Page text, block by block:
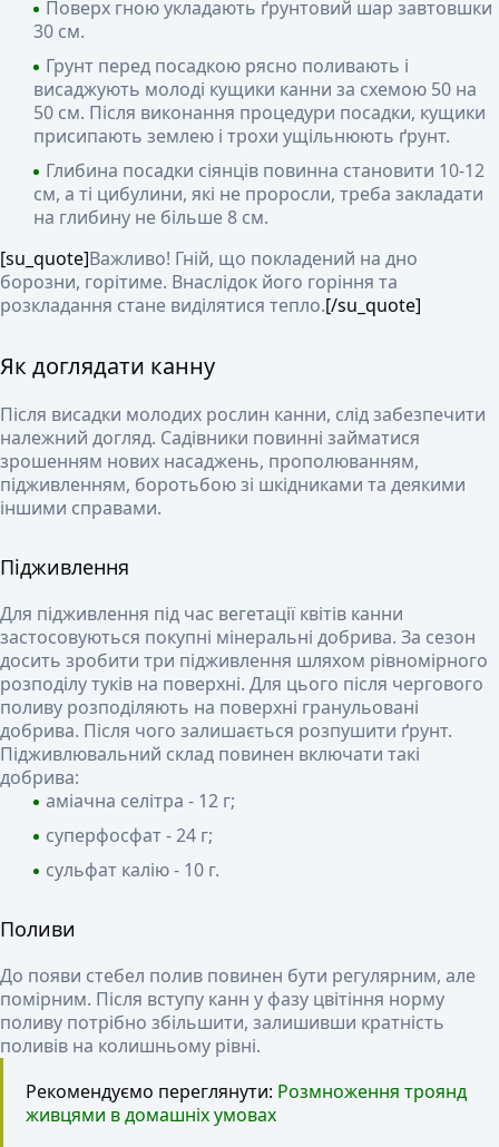
Поверх гною укладають ґрунтовий шар завтовшки
30 см.
Грунт перед посадкою рясно поливають і
висаджують молоді кущики канни за схемою 50 на
50 см. Після виконання процедури посадки, кущики
присипають землею і трохи ущільнюють ґрунт.
Глибина посадки сіянців повинна становити 10-12
см, а ті цибулини, які не проросли, треба закладати
на глибину не більше 8 см.
[su_quote]Важливо! Гній, що покладений на дно
борозни, горітиме. Внаслідок його горіння та
розкладання стане виділятися тепло.[/su_quote]
Як доглядати канну
Після висадки молодих рослин канни, слід забезпечити
належний догляд. Садівники повинні займатися
зрошенням нових насаджень, прополюванням,
підживленням, боротьбою зі шкідниками та деякими
іншими справами.
Підживлення
Для підживлення під час вегетації квітів канни
застосовуються покупні мінеральні добрива. За сезон
досить зробити три підживлення шляхом рівномірного
розподілу туків на поверхні. Для цього після чергового
поливу розподіляють на поверхні гранульовані
добрива. Після чого залишається розпушити ґрунт.
Підживлювальний склад повинен включати такі
добрива:
аміачна селітра - 12 г;
суперфосфат - 24 г;
сульфат калію - 10 г.
Поливи
До появи стебел полив повинен бути регулярним, але
помірним. Після вступу канн у фазу цвітіння норму
поливу потрібно збільшити, залишивши кратність
поливів на колишньому рівні.
Рекомендуємо переглянути: Розмноження троянд
живцями в домашніх умовах